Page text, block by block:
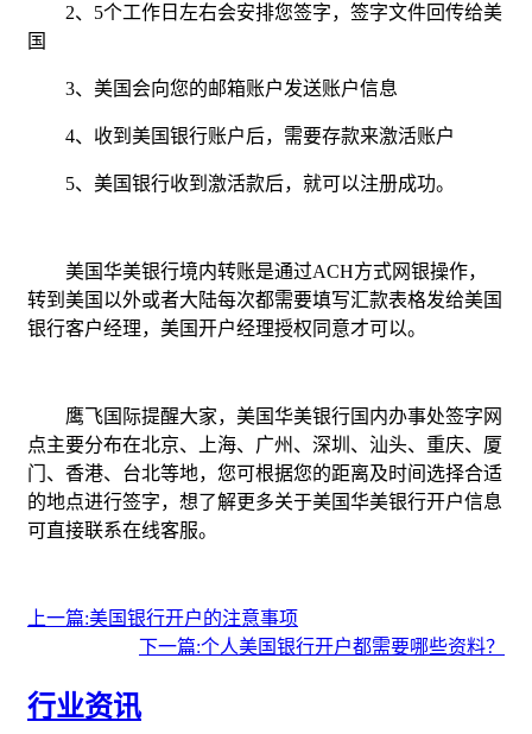
2、5个工作日左右会安排您签字，签字文件回传给美
国
3、美国会向您的邮箱账户发送账户信息
4、收到美国银行账户后，需要存款来激活账户
5、美国银行收到激活款后，就可以注册成功。
美国华美银行境内转账是通过ACH方式网银操作，
转到美国以外或者大陆每次都需要填写汇款表格发给美国
银行客户经理，美国开户经理授权同意才可以。
鹰飞国际提醒大家，美国华美银行国内办事处签字网
点主要分布在北京、上海、广州、深圳、汕头、重庆、厦
门、香港、台北等地，您可根据您的距离及时间选择合适
的地点进行签字，想了解更多关于美国华美银行开户信息
可直接联系在线客服。
上一篇:美国银行开户的注意事项
下一篇:个人美国银行开户都需要哪些资料？
行业资讯